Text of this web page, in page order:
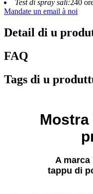
Test di spray sali:240
Mandate un email à noi
Detail di u
FAQ
Tags di u
A marca
tappu di